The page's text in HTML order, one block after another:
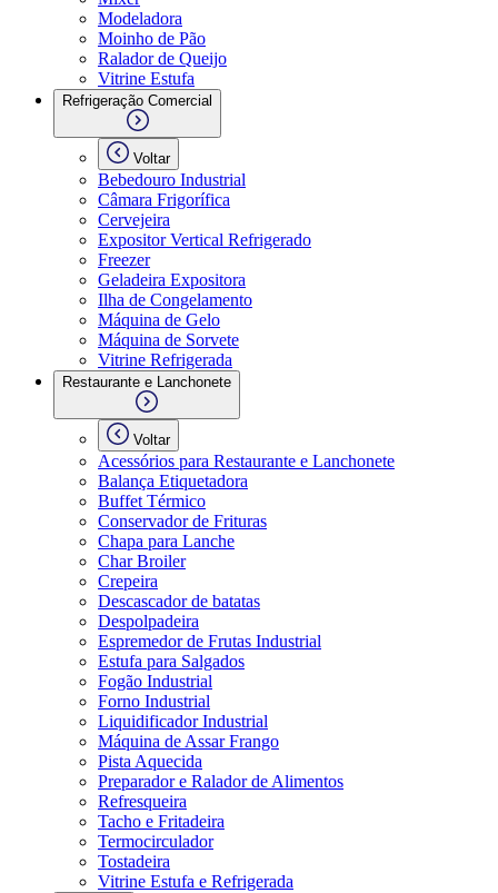
Modeladora
Moinho de Pão
Ralador de Queijo
Vitrine Estufa
Refrigeração Comercial
Voltar
Bebedouro Industrial
Câmara Frigorífica
Cervejeira
Expositor Vertical Refrigerado
Freezer
Geladeira Expositora
Ilha de Congelamento
Máquina de Gelo
Máquina de Sorvete
Vitrine Refrigerada
Restaurante e Lanchonete
Voltar
Acessórios para Restaurante e Lanchonete
Balança Etiquetadora
Buffet Térmico
Conservador de Frituras
Chapa para Lanche
Char Broiler
Crepeira
Descascador de batatas
Despolpadeira
Espremedor de Frutas Industrial
Estufa para Salgados
Fogão Industrial
Forno Industrial
Liquidificador Industrial
Máquina de Assar Frango
Pista Aquecida
Preparador e Ralador de Alimentos
Refresqueira
Tacho e Fritadeira
Termocirculador
Tostadeira
Vitrine Estufa e Refrigerada